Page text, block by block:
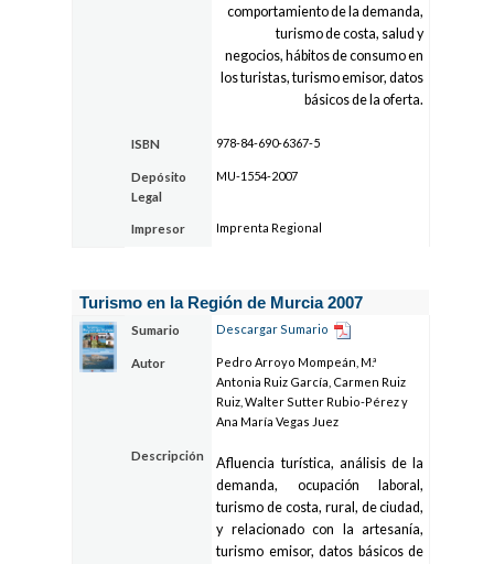
comportamiento de la demanda,
turismo de costa, salud y
negocios, hábitos de consumo en
los turistas, turismo emisor, datos
básicos de la oferta.
ISBN 978-84-690-6367-5
Depósito
Legal
MU-1554-2007
Impresor Imprenta Regional
Turismo en la Región de Murcia 2007
Sumario Descargar Sumario
Autor
Pedro Arroyo Mompeán, M.ª
Antonia Ruiz García, Carmen Ruiz
Ruiz, Walter Sutter Rubio-Pérez y
Ana María Vegas Juez
Descripción
Afluencia turística, análisis de la
demanda, ocupación laboral,
turismo de costa, rural, de ciudad,
y relacionado con la artesanía,
turismo emisor, datos básicos de